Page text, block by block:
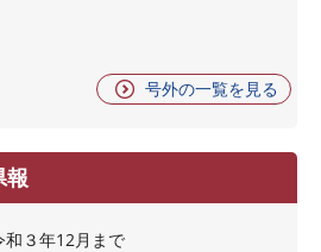
号外の一覧を見る
報
３年12月まで